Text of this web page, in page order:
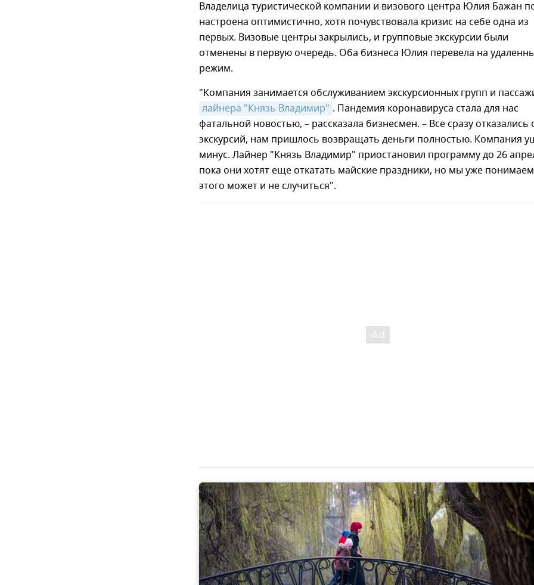
Владелица туристической компании и визового центра Юлия Бажан
настроена оптимистично, хотя почувствовала кризис на себе одна из
первых. Визовые центры закрылись, и групповые экскурсии были
отменены в первую очередь. Оба бизнеса Юлия перевела на
режим.
"Компания занимается обслуживанием экскурсионных групп и
лайнера "Князь Владимир" . Пандемия коронавируса стала для нас
фатальной новостью, – рассказала бизнесмен. – Все сразу отказались
экскурсий, нам пришлось возвращать деньги полностью. Компания
минус. Лайнер "Князь Владимир" приостановил программу до 26
пока они хотят еще откатать майские праздники, но мы уже
этого может и не случиться".